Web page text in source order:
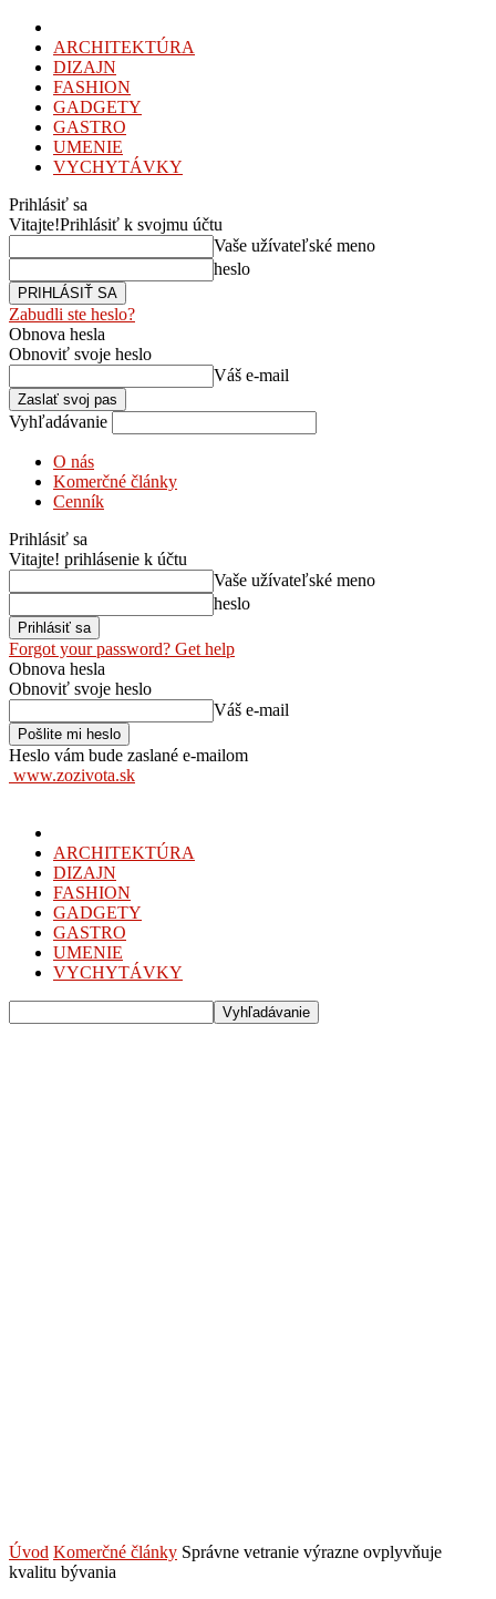
ARCHITEKTÚRA
DIZAJN
FASHION
GADGETY
GASTRO
UMENIE
VYCHYTÁVKY
Prihlásiť sa
Vitajte!Prihlásiť k svojmu účtu
Vaše užívateľské meno
heslo
Zabudli ste heslo?
Obnova hesla
Obnoviť svoje heslo
Váš e-mail
Vyhľadávanie
O nás
Komerčné články
Cenník
Prihlásiť sa
Vitajte! prihlásenie k účtu
Vaše užívateľské meno
heslo
Forgot your password? Get help
Obnova hesla
Obnoviť svoje heslo
Váš e-mail
Heslo vám bude zaslané e-mailom
www.zozivota.sk
ARCHITEKTÚRA
DIZAJN
FASHION
GADGETY
GASTRO
UMENIE
VYCHYTÁVKY
Úvod Komerčné články Správne vetranie výrazne ovplyvňuje
kvalitu bývania